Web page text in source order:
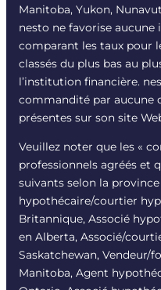
Manitoba, Yukon,
nesto ne favorise
comparant les taux pour
classés du plus bas au
l’institution financière.
commandité par aucune
présentes sur son site
Veuillez noter que les «
professionnels agréés et
suivants selon la
hypothécaire/courtier
Britannique, Associé
en Alberta, Associé/
Saskatchewan, Vendeur/
Manitoba, Agent